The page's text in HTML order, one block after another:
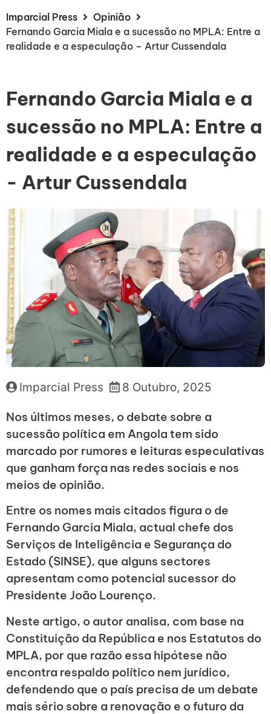
Imparcial Press
Opinião
Fernando Garcia Miala e a sucessão no MPLA: Entre a
realidade e a especulação – Artur Cussendala
Fernando Garcia Miala e a
sucessão no MPLA: Entre a
realidade e a especulação
- Artur Cussendala
Imparcial Press 8 Outubro, 2025
Nos últimos meses, o debate sobre a
sucessão política em Angola tem sido
marcado por rumores e leituras especulativas
que ganham força nas redes sociais e nos
meios de opinião.
Entre os nomes mais citados figura o de
Fernando Garcia Miala, actual chefe dos
Serviços de Inteligência e Segurança do
Estado (SINSE), que alguns sectores
apresentam como potencial sucessor do
Presidente João Lourenço.
Neste artigo, o autor analisa, com base na
Constituição da República e nos Estatutos do
MPLA, por que razão essa hipótese não
encontra respaldo político nem jurídico,
defendendo que o país precisa de um debate
mais sério sobre a renovação e o futuro da